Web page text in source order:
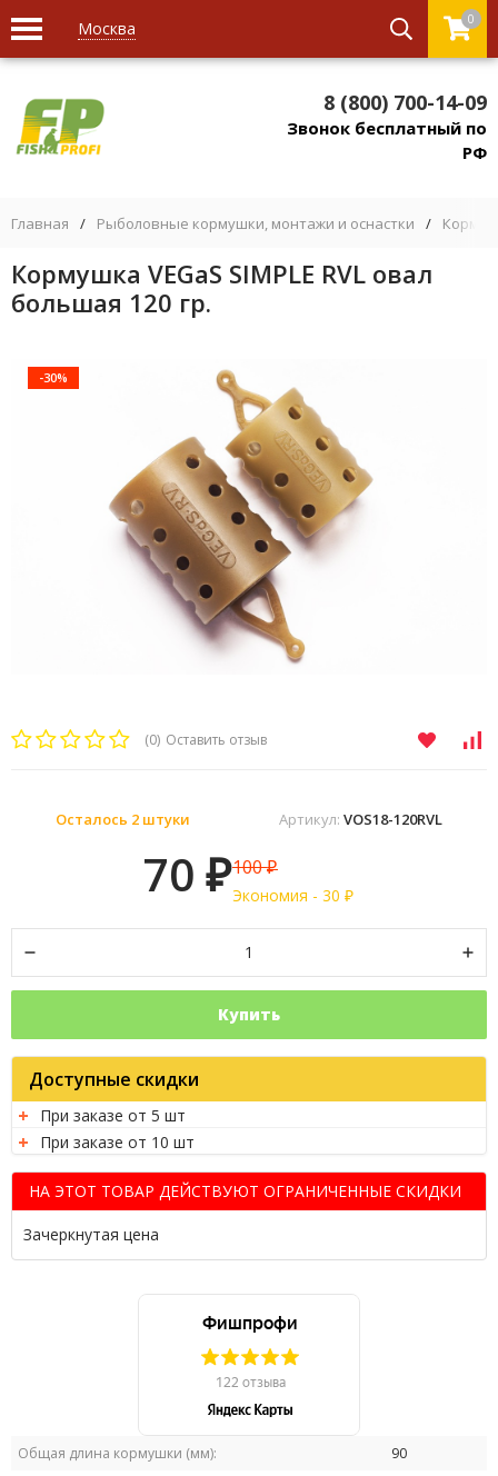
Москва 0
8 (800) 700-14-09
Звонок бесплатный по
РФ
Главная / Рыболовные кормушки, монтажи и оснастки /
Кормушка VEGaS SIMPLE RVL овал
большая 120 гр.
-30%
(0) Оставить отзыв
Общая длина кормушки (мм):
90
Артикул: VOS18-120RVL
Осталось 2 штуки
70 ₽100₽
Экономия - 30 ₽
Купить
Доступные скидки
При заказе от 5 шт
При заказе от 10 шт
НА ЭТОТ ТОВАР ДЕЙСТВУЮТ ОГРАНИЧЕННЫЕ СКИДКИ
Зачеркнутая цена